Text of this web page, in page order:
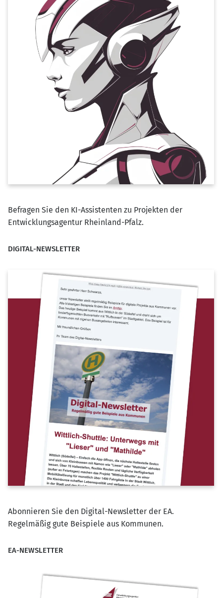
Befragen Sie den KI-Assistenten zu Projekten der
Entwicklungsagentur Rheinland-Pfalz.
DIGITAL-NEWSLETTER
Abonnieren Sie den Digital-Newsletter der EA.
Regelmäßig gute Beispiele aus Kommunen.
EA-NEWSLETTER